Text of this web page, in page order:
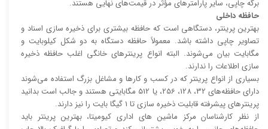
برگه چاپی، سایر پارامتر‌های مؤثر در قیمت‌های نهایی هستند.
حافظه داخلی
بهترین پرینتر، دستگاهی است که حافظه بیشتری برای ذخیره سازی اسناد و
تصاویر چاپی داشته باشد. معمولاً حافظه دستگاه به دو شکل کیلوبایت و
مگابایت بیان می‌شوند. البته انواع پرینتر‌های خانگی اغلب حافظه ذخیره
سازی اطلاعات را ندارند.
بسیاری از انواع پرینتر که در کسب و کار‌ها و مشاغل بزرگ استفاده می‌شوند
دارای حافظه‌های 32، 128، 256، یا 512 مگابایتی هستند و جالب است بدانید
پرینتر‌های پیشرفته قابلیت ذخیره سازی تا 1 گیگا بایت را نیز دارند.
از نظر کارشناسان مرکز ماشین های اداری کیومیتا، بهترین پرینتر باید